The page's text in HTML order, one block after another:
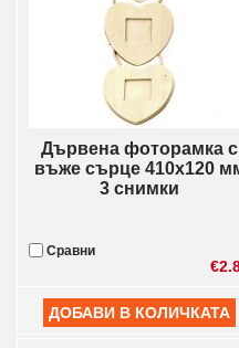
Дървена фоторамка с
въже сърце 410x120
3 снимки
Сравни